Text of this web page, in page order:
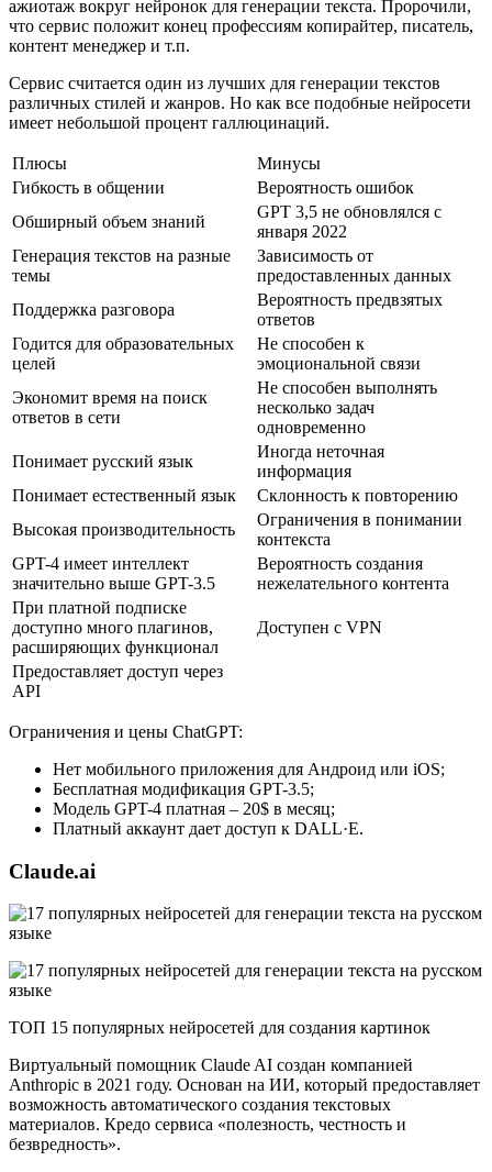
ажиотаж вокруг нейронок для генерации текста. Пророчили,
что сервис положит конец профессиям копирайтер, писатель,
контент менеджер и т.п.
Сервис считается один из лучших для генерации текстов
различных стилей и жанров. Но как все подобные нейросети
имеет небольшой процент галлюцинаций.
Плюсы
Минусы
Гибкость в общении
Вероятность ошибок
Обширный объем знаний
GPT 3,5 не обновлялся с
января 2022
Генерация текстов на разные
темы
Зависимость от
предоставленных данных
Поддержка разговора
Вероятность предвзятых
ответов
Годится для образовательных
целей
Не способен к
эмоциональной связи
Экономит время на поиск
ответов в сети
Не способен выполнять
несколько задач
одновременно
Понимает русский язык
Иногда неточная
информация
Понимает естественный язык
Склонность к повторению
Высокая производительность
Ограничения в понимании
контекста
GPT-4 имеет интеллект
значительно выше GPT-3.5
Вероятность создания
нежелательного контента
При платной подписке
доступно много плагинов,
расширяющих функционал
Доступен с VPN
Предоставляет доступ через
API
Ограничения и цены ChatGPT:
Нет мобильного приложения для Андроид или iOS;
Бесплатная модификация GPT-3.5;
Модель GPT-4 платная – 20$ в месяц;
Платный аккаунт дает доступ к DALL·E.
Claude.ai
ТОП 15 популярных нейросетей для создания картинок
Виртуальный помощник Claude AI создан компанией
Anthropic в 2021 году. Основан на ИИ, который предоставляет
возможность автоматического создания текстовых
материалов. Кредо сервиса «полезность, честность и
безвредность».